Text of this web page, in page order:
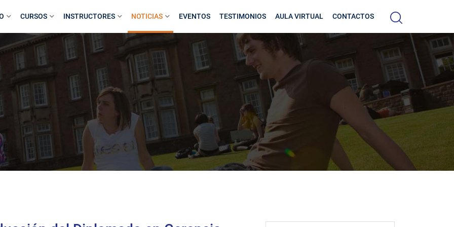
CURSOS INSTRUCTORES NOTICIAS EVENTOS TESTIMONIOS AULA VIRTUAL CONTACTOS